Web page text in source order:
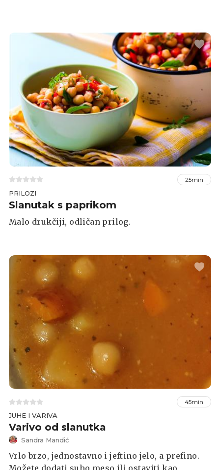
25min
PRILOZI
Slanutak s paprikom
Malo drukčiji, odličan prilog.
45min
JUHE I VARIVA
Varivo od slanutka
Sandra Mandić
Vrlo brzo, jednostavno i jeftino jelo, a prefino.